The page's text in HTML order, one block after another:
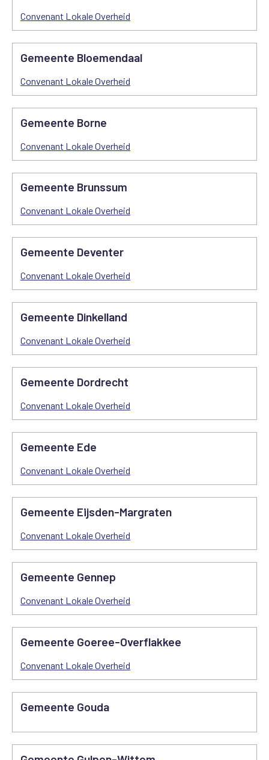
Convenant Lokale Overheid
Gemeente Bloemendaal
Convenant Lokale Overheid
Gemeente Borne
Convenant Lokale Overheid
Gemeente Brunssum
Convenant Lokale Overheid
Gemeente Deventer
Convenant Lokale Overheid
Gemeente Dinkelland
Convenant Lokale Overheid
Gemeente Dordrecht
Convenant Lokale Overheid
Gemeente Ede
Convenant Lokale Overheid
Gemeente Eijsden-Margraten
Convenant Lokale Overheid
Gemeente Gennep
Convenant Lokale Overheid
Gemeente Goeree-Overflakkee
Convenant Lokale Overheid
Gemeente Gouda